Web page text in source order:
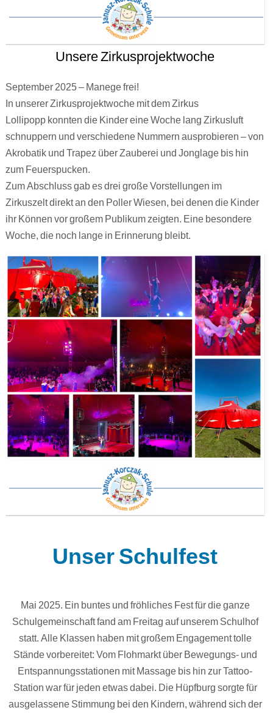
Unsere Zirkusprojektwoche
September 2025 – Manege frei!
In unserer Zirkusprojektwoche mit dem Zirkus
Lollipopp konnten die Kinder eine Woche lang Zirkusluft
schnuppern und verschiedene Nummern ausprobieren – von
Akrobatik und Trapez über Zauberei und Jonglage bis hin
zum Feuerspucken.
Zum Abschluss gab es drei große Vorstellungen im
Zirkuszelt direkt an den Poller Wiesen, bei denen die Kinder
ihr Können vor großem Publikum zeigten. Eine besondere
Woche, die noch lange in Erinnerung bleibt.
Unser Schulfest
Mai 2025. Ein buntes und fröhliches Fest für die ganze
Schulgemeinschaft fand am Freitag auf unserem Schulhof
statt. Alle Klassen haben mit großem Engagement tolle
Stände vorbereitet: Vom Flohmarkt über Bewegungs- und
Entspannungsstationen mit Massage bis hin zur Tattoo-
Station war für jeden etwas dabei. Die Hüpfburg sorgte für
ausgelassene Stimmung bei den Kindern, während sich der